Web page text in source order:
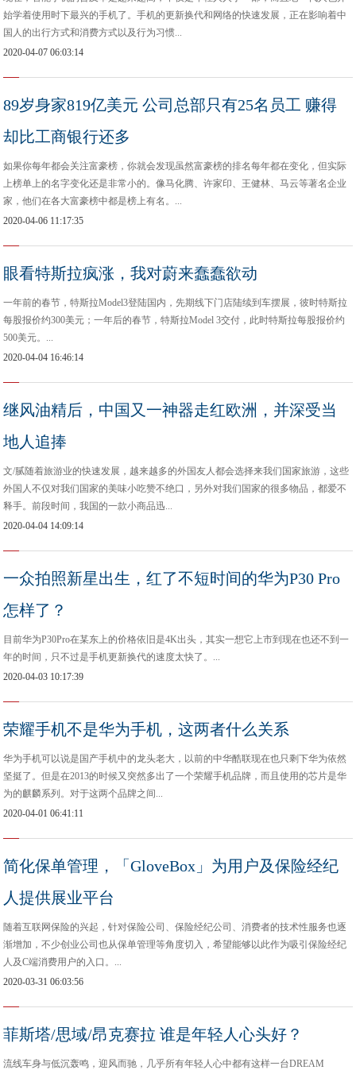
始学着使用时下最兴的手机了。手机的更新换代和网络的快速发展，正在影响着中
国人的出行方式和消费方式以及行为习惯...
2020-04-07 06:03:14
89岁身家819亿美元 公司总部只有25名员工 赚得
却比工商银行还多
如果你每年都会关注富豪榜，你就会发现虽然富豪榜的排名每年都在变化，但实际
上榜单上的名字变化还是非常小的。像马化腾、许家印、王健林、马云等著名企业
家，他们在各大富豪榜中都是榜上有名。...
2020-04-06 11:17:35
眼看特斯拉疯涨，我对蔚来蠢蠢欲动
​一年前的春节，特斯拉Model3登陆国内，先期线下门店陆续到车摆展，彼时特斯拉
每股报价约300美元；一年后的春节，特斯拉Model 3交付，此时特斯拉每股报价约
500美元。...
2020-04-04 16:46:14
继风油精后，中国又一神器走红欧洲，并深受当
地人追捧
文/腻随着旅游业的快速发展，越来越多的外国友人都会选择来我们国家旅游，这些
外国人不仅对我们国家的美味小吃赞不绝口，另外对我们国家的很多物品，都爱不
释手。前段时间，我国的一款小商品迅...
2020-04-04 14:09:14
一众拍照新星出生，红了不短时间的华为P30 Pro
怎样了？
目前华为P30Pro在某东上的价格依旧是4K出头，其实一想它上市到现在也还不到一
年的时间，只不过是手机更新换代的速度太快了。...
2020-04-03 10:17:39
荣耀手机不是华为手机，这两者什么关系
华为手机可以说是国产手机中的龙头老大，以前的中华酷联现在也只剩下华为依然
坚挺了。但是在2013的时候又突然多出了一个荣耀手机品牌，而且使用的芯片是华
为的麒麟系列。对于这两个品牌之间...
2020-04-01 06:41:11
简化保单管理，「GloveBox」为用户及保险经纪
人提供展业平台
随着互联网保险的兴起，针对保险公司、保险经纪公司、消费者的技术性服务也逐
渐增加，不少创业公司也从保单管理等角度切入，希望能够以此作为吸引保险经纪
人及C端消费用户的入口。...
2020-03-31 06:03:56
菲斯塔/思域/昂克赛拉 谁是年轻人心头好？
流线车身与低沉轰鸣，迎风而驰，几乎所有年轻人心中都有这样一台DREAM